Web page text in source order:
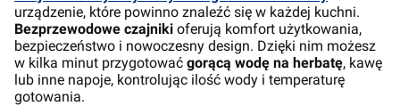
urządzenie, które powinno znaleźć się w każdej kuchni.
Bezprzewodowe czajniki oferują komfort użytkowania,
bezpieczeństwo i nowoczesny design. Dzięki nim możesz
w kilka minut przygotować gorącą wodę na herbatę, kawę
lub inne napoje, kontrolując ilość wody i temperaturę
gotowania.